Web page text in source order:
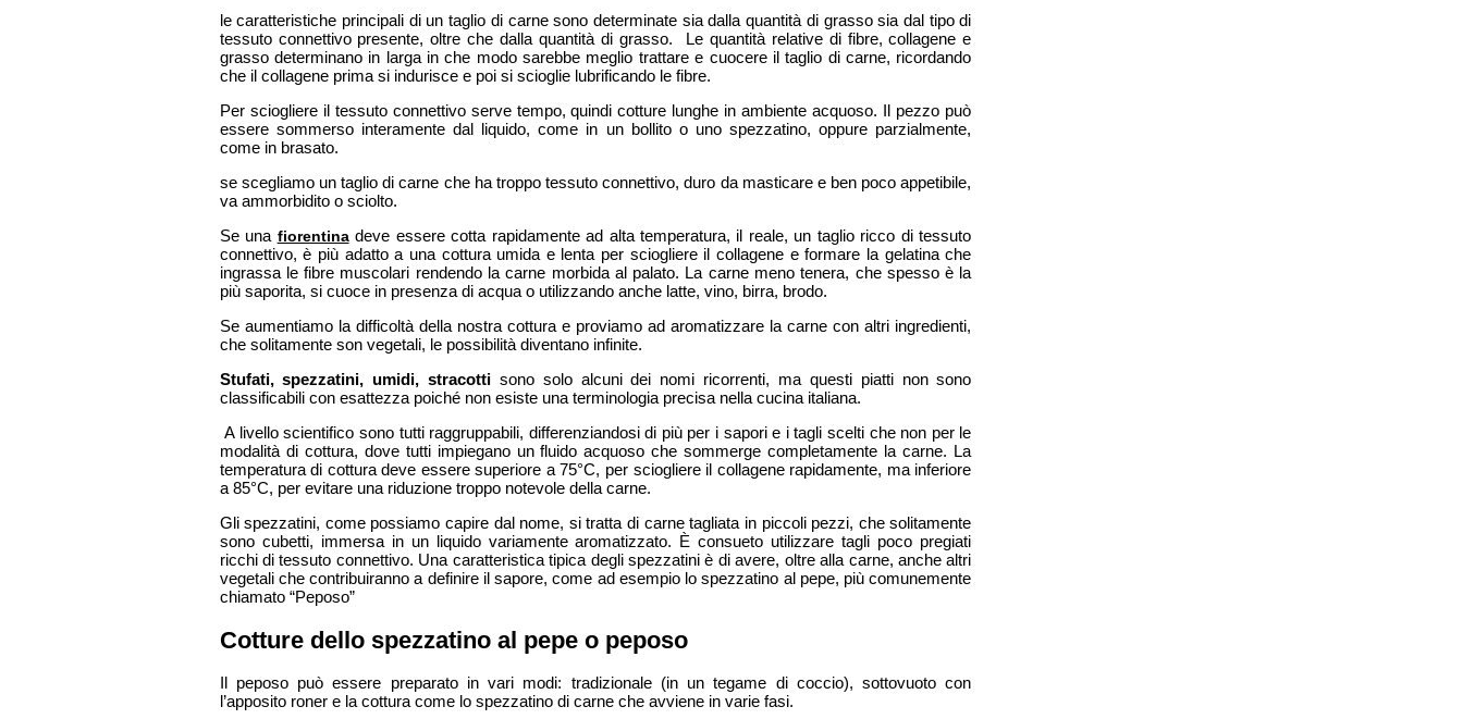
le caratteristiche principali di un taglio di carne sono determinate sia dalla quantità di grasso sia dal tipo di
tessuto connettivo presente, oltre che dalla quantità di grasso. Le quantità relative di fibre, collagene e
grasso determinano in larga in che modo sarebbe meglio trattare e cuocere il taglio di carne, ricordando
che il collagene prima si indurisce e poi si scioglie lubrificando le fibre.
Per sciogliere il tessuto connettivo serve tempo, quindi cotture lunghe in ambiente acquoso. Il pezzo può
essere sommerso interamente dal liquido, come in un bollito o uno spezzatino, oppure parzialmente,
come in brasato.
se scegliamo un taglio di carne che ha troppo tessuto connettivo, duro da masticare e ben poco appetibile,
va ammorbidito o sciolto.
Se una fiorentinadeve essere cotta rapidamente ad alta temperatura, il reale, un taglio ricco di tessuto
connettivo, è più adatto a una cottura umida e lenta per sciogliere il collagene e formare la gelatina che
ingrassa le fibre muscolari rendendo la carne morbida al palato. La carne meno tenera, che spesso è la
più saporita, si cuoce in presenza di acqua o utilizzando anche latte, vino, birra, brodo.
Se aumentiamo la difficoltà della nostra cottura e proviamo ad aromatizzare la carne con altri ingredienti,
che solitamente son vegetali, le possibilità diventano infinite.
Stufati, spezzatini, umidi, stracotti sono solo alcuni dei nomi ricorrenti, ma questi piatti non sono
classificabili con esattezza poiché non esiste una terminologia precisa nella cucina italiana.
A livello scientifico sono tutti raggruppabili, differenziandosi di più per i sapori e i tagli scelti che non per le
modalità di cottura, dove tutti impiegano un fluido acquoso che sommerge completamente la carne. La
temperatura di cottura deve essere superiore a 75°C, per sciogliere il collagene rapidamente, ma inferiore
a 85°C, per evitare una riduzione troppo notevole della carne.
Gli spezzatini, come possiamo capire dal nome, si tratta di carne tagliata in piccoli pezzi, che solitamente
sono cubetti, immersa in un liquido variamente aromatizzato. È consueto utilizzare tagli poco pregiati
ricchi di tessuto connettivo. Una caratteristica tipica degli spezzatini è di avere, oltre alla carne, anche altri
vegetali che contribuiranno a definire il sapore, come ad esempio lo spezzatino al pepe, più comunemente
chiamato “Peposo”
Cotture dello spezzatino al pepe o peposo
Il peposo può essere preparato in vari modi: tradizionale (in un tegame di coccio), sottovuoto con
l’apposito roner e la cottura come lo spezzatino di carne che avviene in varie fasi.